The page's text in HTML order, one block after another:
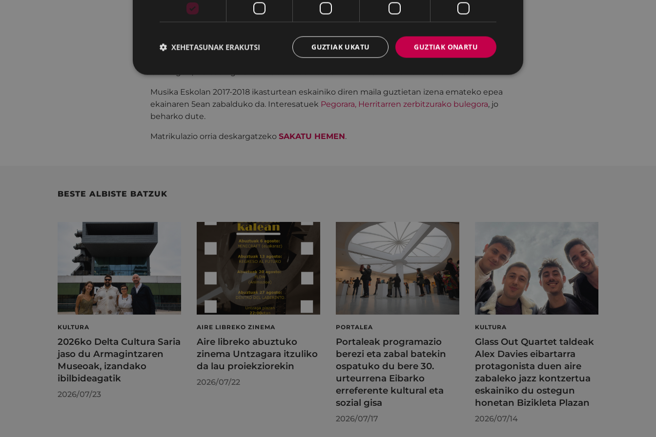
Musika Eskolako zuzendari pedagogiko den Markos Juaristiren hitzetan, "eskaintza berriak
alderdiak garatzeko ere". Horrek guztiak, "garapen kognitiboan, intelektualean eta
emozionalean eta haurren arteko harremanetan lagunduko du", gaineratu du.
Musika Eskolan 2017-2018 ikasturtean eskainiko diren maila guztietan izena emateko epea
ekainaren 5ean zabalduko da. Interesatuek Pegorara, Herritarren zerbitzurako bulegora, jo
beharko dute.
Matrikulazio orria deskargatzeko SAKATU HEMEN.
BESTE ALBISTE BATZUK
KULTURA
2026ko Delta Cultura Saria
jaso du Armagintzaren
Museoak, izandako
ibilbideagatik
2026/07/23
AIRE LIBREKO ZINEMA
Aire libreko abuztuko
zinema Untzagara itzuliko
da lau proiekziorekin
2026/07/22
PORTALEA
Portaleak programazio
berezi eta zabal batekin
ospatuko du bere 30.
urteurrena Eibarko
erreferente kultural eta
sozial gisa
2026/07/17
KULTURA
Glass Out Quartet taldeak
Alex Davies eibartarra
protagonista duen aire
zabaleko jazz kontzertua
eskainiko du ostegun
honetan Bizikleta Plazan
2026/07/14
GUZTIAK ONARTU
GUZTIAK UKATU
XEHETASUNAK ERAKUTSI